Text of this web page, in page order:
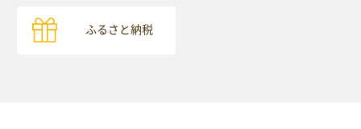
ふるさと納税